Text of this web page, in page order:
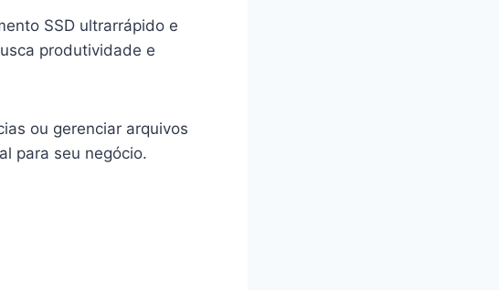
SSD ultrarrápido e
produtividade e
ou gerenciar arquivos
para seu negócio.